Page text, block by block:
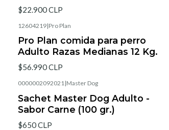
$22.900 CLP
12604219|Pro Plan
Pro Plan comida para perro
Adulto Razas Medianas 12 Kg.
$56.990 CLP
0000002092021|Master Dog
Sachet Master Dog Adulto -
Sabor Carne (100 gr.)
$650 CLP